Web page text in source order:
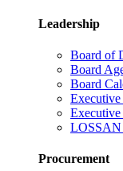
Leadership
Board of
Board
Board
Executive
LOSSAN
Procurement